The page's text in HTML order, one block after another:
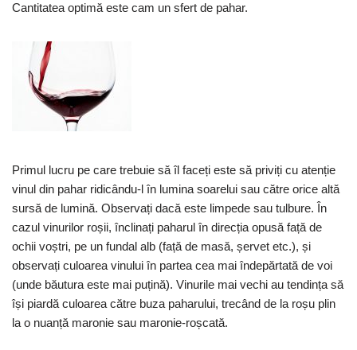
Cantitatea optimă este cam un sfert de pahar.
Primul lucru pe care trebuie să îl faceți este să priviți cu atenție
vinul din pahar ridicându-l în lumina soarelui sau către orice altă
sursă de lumină. Observați dacă este limpede sau tulbure. În
cazul vinurilor roșii, înclinați paharul în direcția opusă față de
ochii voștri, pe un fundal alb (față de masă, șervet etc.), și
observați culoarea vinului în partea cea mai îndepărtată de voi
(unde băutura este mai puțină). Vinurile mai vechi au tendința să
își piardă culoarea către buza paharului, trecând de la roșu plin
la o nuanță maronie sau maronie-roșcată.